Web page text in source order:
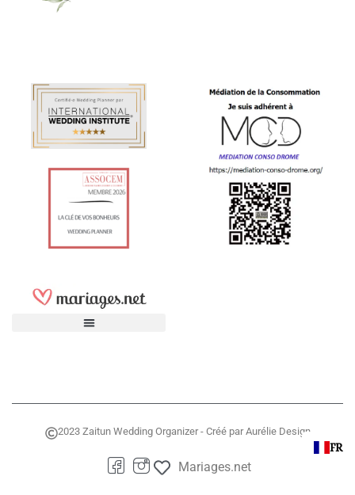
2023 Zaitun Wedding Organizer - Créé par Aurélie Design
Mariages.net
FR